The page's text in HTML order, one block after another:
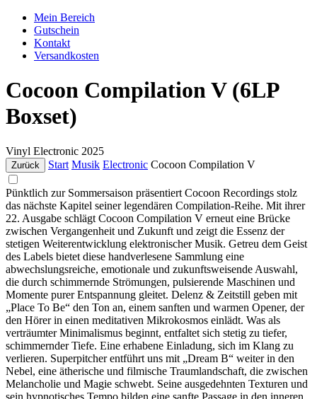
Mein Bereich
Gutschein
Kontakt
Versandkosten
Cocoon Compilation V (6LP
Boxset)
Vinyl Electronic 2025
Zurück Start Musik Electronic Cocoon Compilation V
Pünktlich zur Sommersaison präsentiert Cocoon Recordings stolz
das nächste Kapitel seiner legendären Compilation-Reihe. Mit ihrer
22. Ausgabe schlägt Cocoon Compilation V erneut eine Brücke
zwischen Vergangenheit und Zukunft und zeigt die Essenz der
stetigen Weiterentwicklung elektronischer Musik. Getreu dem Geist
des Labels bietet diese handverlesene Sammlung eine
abwechslungsreiche, emotionale und zukunftsweisende Auswahl,
die durch schimmernde Strömungen, pulsierende Maschinen und
Momente purer Entspannung gleitet. Delenz & Zeitstill geben mit
„Place To Be“ den Ton an, einem sanften und warmen Opener, der
den Hörer in einen meditativen Mikrokosmos einlädt. Was als
verträumter Minimalismus beginnt, entfaltet sich stetig zu tiefer,
schimmernder Tiefe. Eine erhabene Einladung, sich im Klang zu
verlieren. Superpitcher entführt uns mit „Dream B“ weiter in den
Nebel, eine ätherische und filmische Traumlandschaft, die zwischen
Melancholie und Magie schwebt. Seine ausgedehnten Texturen und
sein hypnotisches Tempo bilden eine sanfte Passage in den inneren